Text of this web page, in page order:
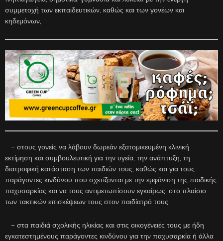
συμμετοχή των εκπαιδευτικών, καθώς και των γονέων και
κηδεμόνων,
– στους γονείς να λάβουν δωρεάν εξατομικευμένη κλινική
εκτίμηση και συμβουλευτική για την υγεία, την ανάπτυξη, τη
διατροφική κατάσταση των παιδιών τους, καθώς και για τους
παράγοντες κινδύνου που σχετίζονται με την εμφάνιση της παιδικής
παχυσαρκίας και να τους αντιμετωπίσουν εγκαίρως, στο πλαίσιο
των τακτικών επισκέψεων τους στον παιδίατρό τους,
– στα παιδιά σχολικής ηλικίας και στις οικογένειές τους με ήδη
εγκατεστημένους παράγοντες κινδύνου για την παχυσαρκία ή άλλα